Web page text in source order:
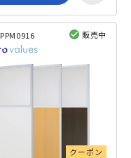
PPM0916
販売中
クーポン